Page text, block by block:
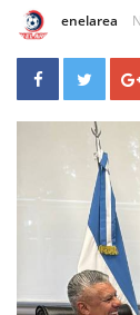
enelarea